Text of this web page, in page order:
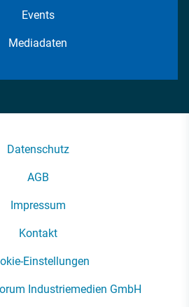
Events
Mediadaten
Datenschutz
AGB
Impressum
Kontakt
Einstellungen
Industriemedien GmbH